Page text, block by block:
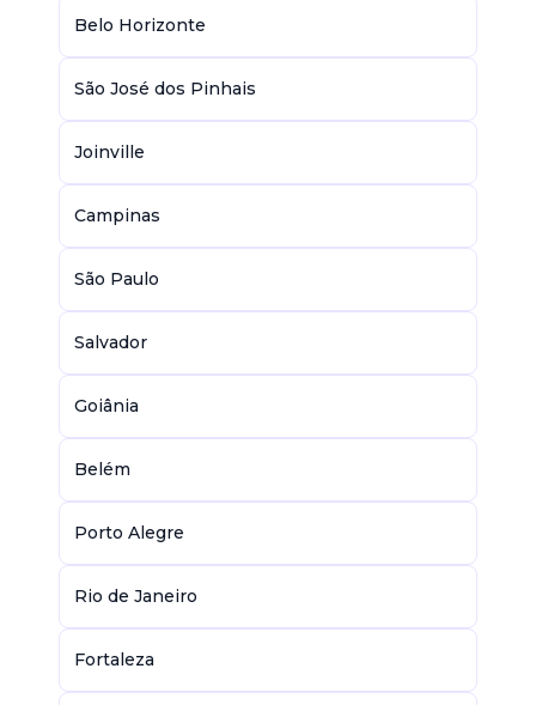
Belo Horizonte
São José dos Pinhais
Joinville
Campinas
São Paulo
Salvador
Goiânia
Belém
Porto Alegre
Rio de Janeiro
Fortaleza